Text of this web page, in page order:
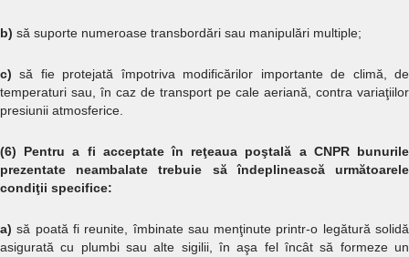
b) să suporte numeroase transbordări sau manipulări multiple;
c)să fie protejată împotriva modificărilor importante de climă, de
temperaturi sau, în caz de transport pe cale aeriană, contra variaţiilor
presiunii atmosferice.
(6) Pentru a fi acceptate în reţeaua poştală a CNPR bunurile
prezentate neambalate trebuie să îndeplinească următoarele
condiţii specifice:
a) să poată fi reunite, îmbinate sau menţinute printr-o legătură solidă
asigurată cu plumbi sau alte sigilii, în aşa fel încât să formeze un